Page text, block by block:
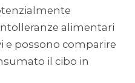
alimentari
e possono comparire
il cibo in